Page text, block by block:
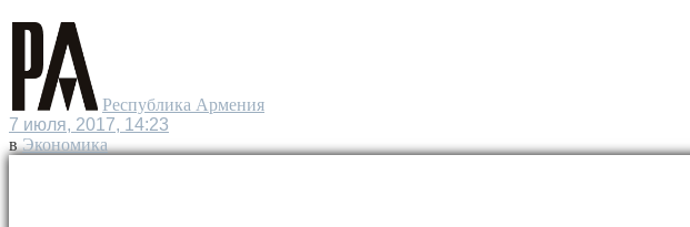
Республика Армения
7 июля, 2017, 14:23
в Экономика